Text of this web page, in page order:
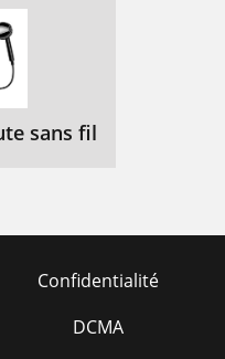
sans fil
Confidentialité
DCMA